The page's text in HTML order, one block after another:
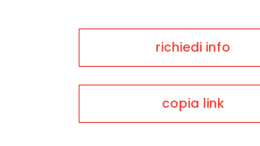
richiedi info
copia link